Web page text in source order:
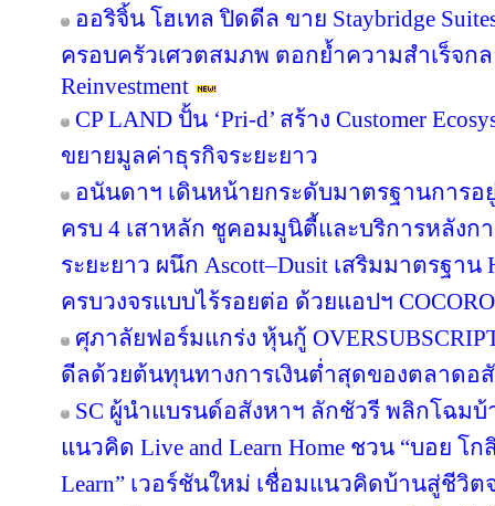
ออริจิ้น โฮเทล ปิดดีล ขาย Staybridge
ครอบครัวเศวตสมภพ ตอกย้ำความสำเร็จกล
Reinvestment
CP LAND ปั้น ‘Pri-d’ สร้าง Customer
ขยายมูลค่าธุรกิจระยะยาว
อนันดาฯ เดินหน้ายกระดับมาตรฐานการอยู่
ครบ 4 เสาหลัก ชูคอมมูนิตี้และบริการหลังกา
ระยะยาว ผนึก Ascott–Dusit เสริมมาตรฐา
ครบวงจรแบบไร้รอยต่อ ด้วยแอปฯ COCORO
ศุภาลัยฟอร์มแกร่ง หุ้นกู้
ดีลด้วยต้นทุนทางการเงินต่ำสุดของตลาดอ
SC ผู้นำแบรนด์อสังหาฯ ลักชัวรี พลิกโฉมบ้
แนวคิด Live and Learn Home ชวน “บอย โ
Learn” เวอร์ชันใหม่ เชื่อมแนวคิดบ้านสู่ชีวิต